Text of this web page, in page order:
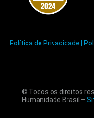
Política de Privacidade |
© Todos os direitos
Humanidade Brasil –